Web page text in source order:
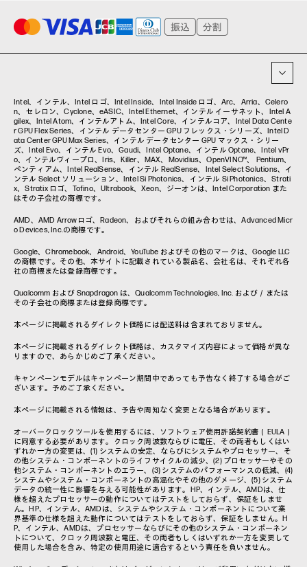
プリンター
タグ一覧
Intel、インテル、Intel ロゴ、Intel Inside、Intel Inside ロゴ、Arc、Arria、Celero
n、セレロン、Cyclone、eASIC、Intel Ethernet、インテル イーサネット、Intel A
gilex、Intel Atom、インテルアトム、Intel Core、インテルコア、Intel Data Cente
r GPU Flex Series、インテル データセンター GPU フレックス・シリーズ、Intel D
ata Center GPU Max Series、インテル データセンター GPU マックス・シリー
ズ、Intel Evo、インテル Evo、Gaudi、Intel Optane、インテル Optane、Intel vPr
o、インテルヴィープロ、Iris、Killer、MAX、Movidius、OpenVINO™、 Pentium、
ペンティアム、Intel RealSense、インテル RealSense、Intel Select Solutions、イ
ンテル Select ソリューション、Intel Si Photonics、インテル Si Photonics、Strati
x、Stratix ロゴ、Tofino、Ultrabook、Xeon、ジーオンは、Intel Corporation また
はその子会社の商標です。
AMD、AMD Arrowロゴ、Radeon、およびそれらの組み合わせは、Advanced Micr
o Devices, Inc.の商標です。
Google、Chromebook、Android、YouTube およびその他のマークは、Google LLC
の商標です。その他、本サイトに記載されている製品名、会社名は、それぞれ各
社の商標または登録商標です。
Qualcomm および Snapdragon は、Qualcomm Technologies, Inc. および／または
その子会社の商標または登録商標です。
本ページに掲載されるダイレクト価格には配送料は含まれておりません。
本ページに掲載されるダイレクト価格は、カスタマイズ内容によって価格が異な
りますので、あらかじめご了承ください。
キャンペーンモデルはキャンペーン期間中であっても予告なく終了する場合がご
ざいます。予めご了承ください。
本ページに掲載される情報は、予告や周知なく変更となる場合があります。
オーバークロックツールを使用するには、ソフトウェア使用許諾契約書（EULA）
に同意する必要があります。クロック周波数ならびに電圧、その両者もしくはい
ずれか一方の変更は、(1) システムの安定、ならびにシステムやプロセッサー、そ
の他システム・コンポーネントのライフサイクルの減少、(2) プロセッサーやその
他システム・コンポーネントのエラー、(3) システムのパフォーマンスの低減、(4)
システムやシステム・コンポーネントの高温化やその他のダメージ、(5) システム
データの統一性に影響を与える可能性があります。HP、インテル、AMDは、仕
様を超えたプロセッサーの動作についてはテストをしておらず、保証をしませ
ん。HP、インテル、AMDは、システムやシステム・コンポーネントについて業
界基準の仕様を超えた動作についてはテストをしておらず、保証をしません。H
P、インテル、AMDは、プロセッサーならびにその他のシステム・コンポーネン
トについて、クロック周波数と電圧、その両者もしくはいずれか一方を変更して
使用した場合を含み、特定の使用用途に適合するという責任を負いません。